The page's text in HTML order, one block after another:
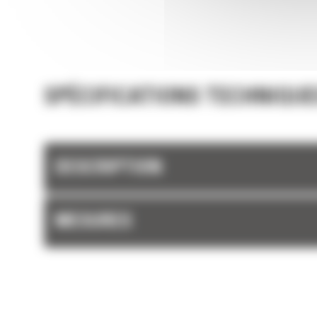
SPÉCIFICATIONS
DESCRIPTION
MESURES